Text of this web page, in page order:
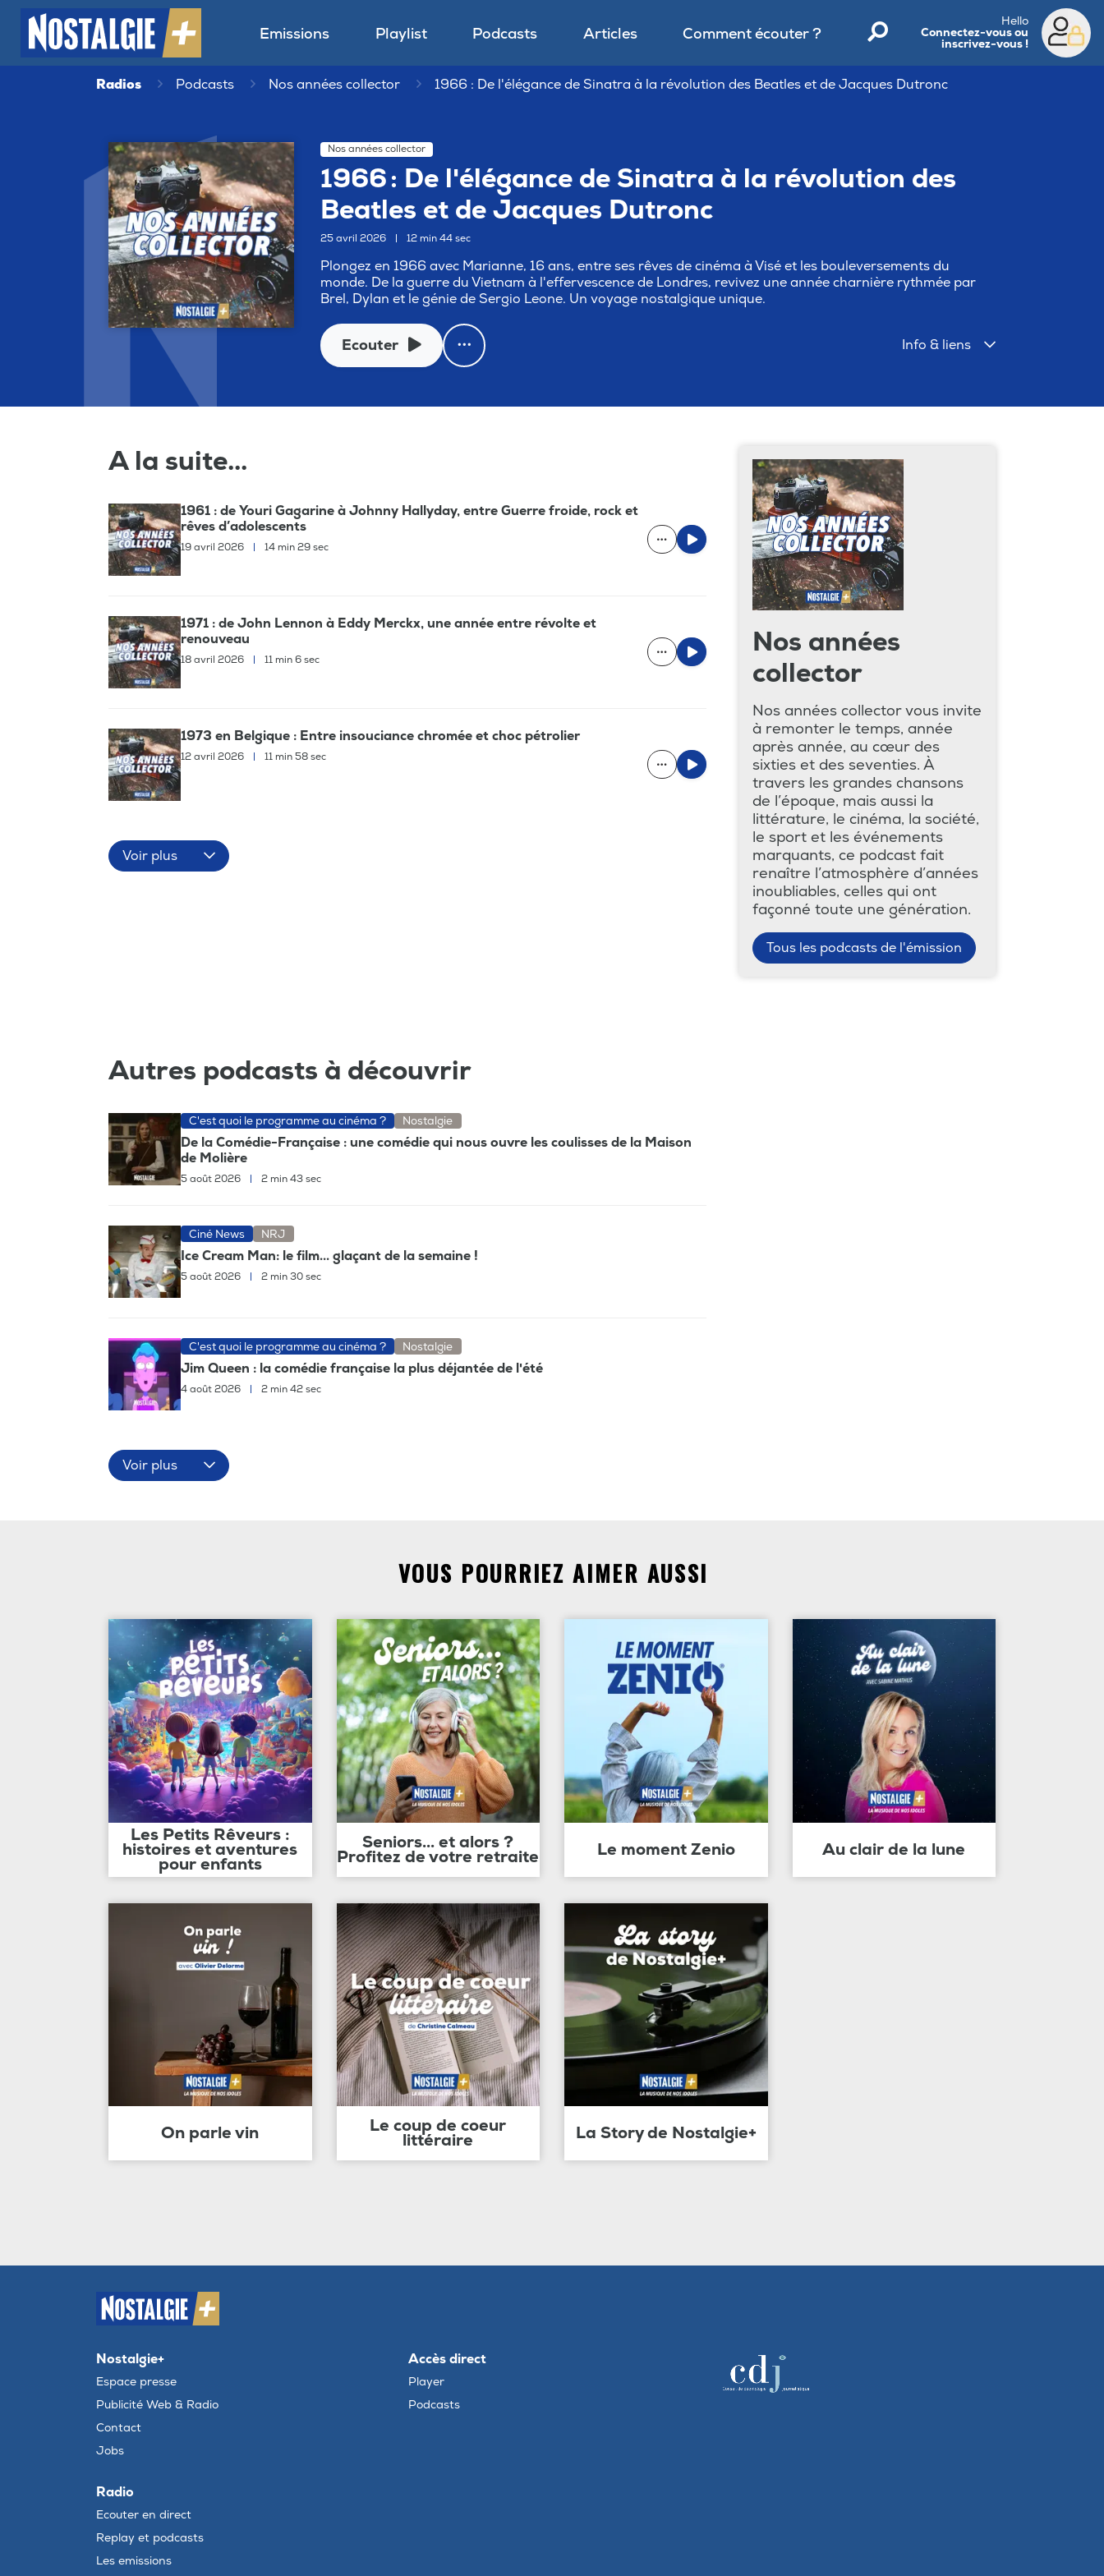
Emissions Playlist Podcasts Articles Comment écouter ?
Hello
Connectez-vous ou
inscrivez-vous !
Radios Podcasts Nos années collector 1966 : De l'élégance de Sinatra à la révolution des Beatles et de Jacques Dutronc
Nos années collector
1966 : De l'élégance de Sinatra à la révolution des
Beatles et de Jacques Dutronc
25 avril 2026 12 min 44 sec
Plongez en 1966 avec Marianne, 16 ans, entre ses rêves de cinéma à Visé et les bouleversements du
monde. De la guerre du Vietnam à l'effervescence de Londres, revivez une année charnière rythmée par
Brel, Dylan et le génie de Sergio Leone. Un voyage nostalgique unique.
Ecouter Info & liens
A la suite...
1961 : de Youri Gagarine à Johnny Hallyday, entre Guerre froide, rock et
rêves d’adolescents
19 avril 2026 | 14 min 29 sec
1971 : de John Lennon à Eddy Merckx, une année entre révolte et
renouveau
18 avril 2026 | 11 min 6 sec
1973 en Belgique : Entre insouciance chromée et choc pétrolier
12 avril 2026 | 11 min 58 sec
Voir plus
Nos années
collector
Nos années collector vous invite
à remonter le temps, année
après année, au cœur des
sixties et des seventies. À
travers les grandes chansons
de l’époque, mais aussi la
littérature, le cinéma, la société,
le sport et les événements
marquants, ce podcast fait
renaître l’atmosphère d’années
inoubliables, celles qui ont
façonné toute une génération.
Tous les podcasts de l'émission
Autres podcasts à découvrir
C'est quoi le programme au cinéma ? Nostalgie
De la Comédie-Française : une comédie qui nous ouvre les coulisses de la Maison
de Molière
5 août 2026 2 min 43 sec
Ciné News NRJ
Ice Cream Man: le film... glaçant de la semaine !
5 août 2026 2 min 30 sec
C'est quoi le programme au cinéma ? Nostalgie
Jim Queen : la comédie française la plus déjantée de l'été
4 août 2026 2 min 42 sec
Voir plus
VOUS POURRIEZ AIMER AUSSI
Les Petits Rêveurs :
histoires et aventures
pour enfants
Seniors... et alors ?
Profitez de votre retraite Le moment Zenio Au clair de la lune
On parle vin Le coup de coeur
littéraire La Story de Nostalgie+
Nostalgie+
Espace presse
Publicité Web & Radio
Contact
Jobs
Accès direct
Player
Podcasts
Radio
Ecouter en direct
Replay et podcasts
Les emissions